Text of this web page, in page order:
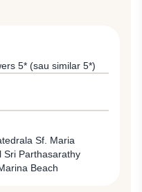
5* (sau similar 5*)
Sf. Maria
Sri Parthasarathy
Beach